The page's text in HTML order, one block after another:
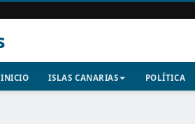
INICIO ISLAS CANARIAS POLÍTICA